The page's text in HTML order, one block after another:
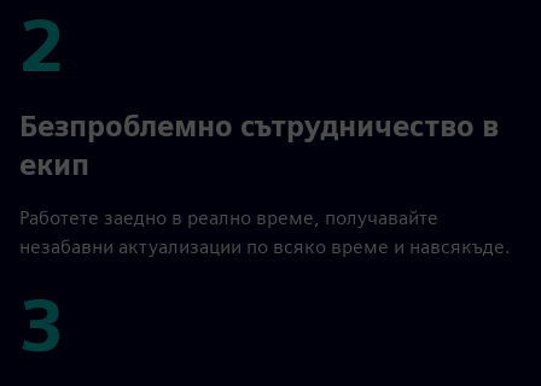
2
2
Безпроблемно сътрудничество в
екип
Работете заедно в реално време, получавайте
незабавни актуализации по всяко време и навсякъде.
3